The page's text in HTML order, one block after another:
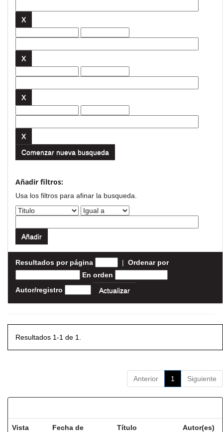
Comenzar nueva busqueda
Añadir filtros:
Usa los filtros para afinar la busqueda.
Resultados por página | Ordenar por
En orden
Autor/registro
Resultados 1-1 de 1.
Anterior 1 Siguiente
Vista
Fecha de
Título Autor(es)